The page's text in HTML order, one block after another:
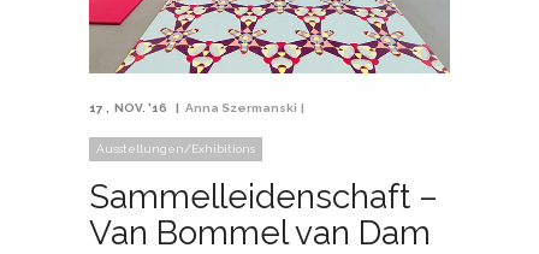
17 NOV. '16 Anna Szermanski
Ausstellungen/Exhibitions
Sammelleidenschaft –
Van Bommel van Dam